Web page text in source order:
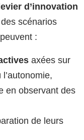
d’innovation
scénarios
:
axées sur
en observant des
de leurs